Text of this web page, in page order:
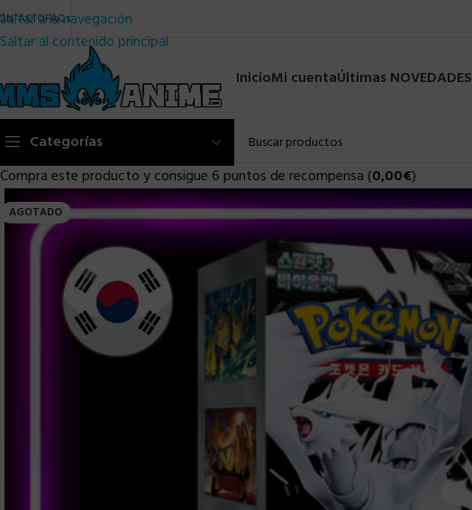
Saltar a la navegación
Saltar al contenido principal
FAQs
InicioMi cuentaÚltimas NOVEDADES
Categorías
Compra este producto y consigue 6 puntos de recompensa (0,00€)
AGOTADO